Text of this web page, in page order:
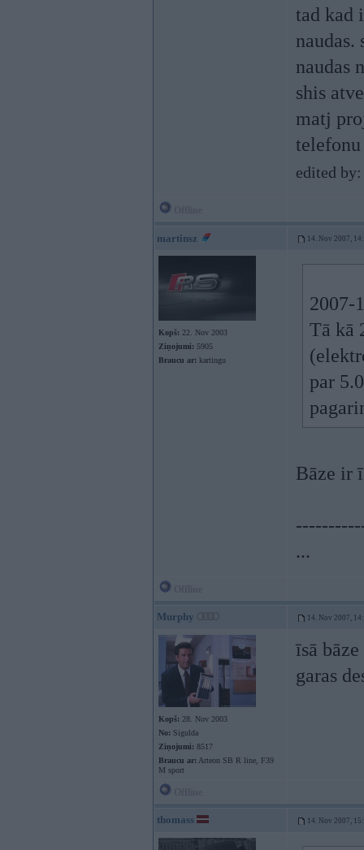
tad kad
naudas.
naudas
shis
matj
telefonu
edited
martinsz 14. Nov 2007,
Kopš: 22. Nov 2003
Ziņojumi: 5905
Braucu ar: kartingu
2007-
Tā kā
par
Bāze ir
...
Murphy 14. Nov 2007,
Kopš: 28. Nov 2003
No: Sigulda
Ziņojumi: 8517
Braucu ar: Arteon SB R line, F39
M sport
īsā
garas
thomass 14. Nov 2007,